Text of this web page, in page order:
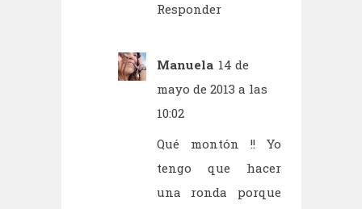
Responder
Manuela 14 de
mayo de 2013 a las
10:02
Qué montón !! Yo
tengo que hacer
una ronda porque